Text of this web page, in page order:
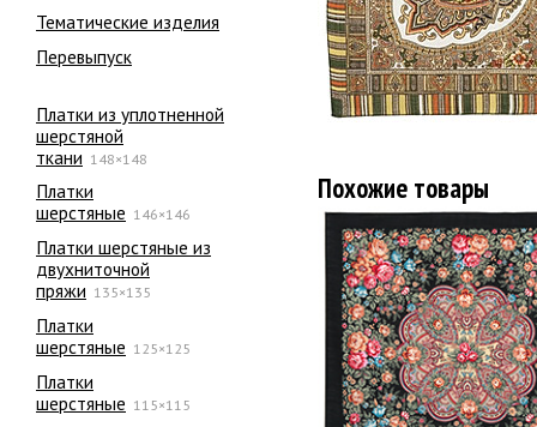
Тематические изделия
Перевыпуск
Платки из уплотненной
шерстяной
ткани 148×148
Платки
шерстяные 146×146
Платки шерстяные из
двухниточной
пряжи 135×135
Платки
шерстяные 125×125
Платки
шерстяные 115×115
Похожие товары